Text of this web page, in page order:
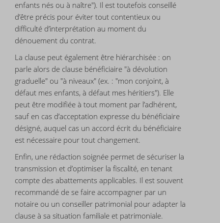
enfants nés ou à naître"). Il est toutefois conseillé
d’être précis pour éviter tout contentieux ou
difficulté d’interprétation au moment du
dénouement du contrat.
La clause peut également être hiérarchisée : on
parle alors de clause bénéficiaire "à dévolution
graduelle" ou "à niveaux" (ex. : "mon conjoint, à
défaut mes enfants, à défaut mes héritiers"). Elle
peut être modifiée à tout moment par l’adhérent,
sauf en cas d’acceptation expresse du bénéficiaire
désigné, auquel cas un accord écrit du bénéficiaire
est nécessaire pour tout changement.
Enfin, une rédaction soignée permet de sécuriser la
transmission et d’optimiser la fiscalité, en tenant
compte des abattements applicables. Il est souvent
recommandé de se faire accompagner par un
notaire ou un conseiller patrimonial pour adapter la
clause à sa situation familiale et patrimoniale.